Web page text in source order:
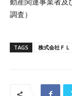
調査）
TAGS 株式会社ＦＬ